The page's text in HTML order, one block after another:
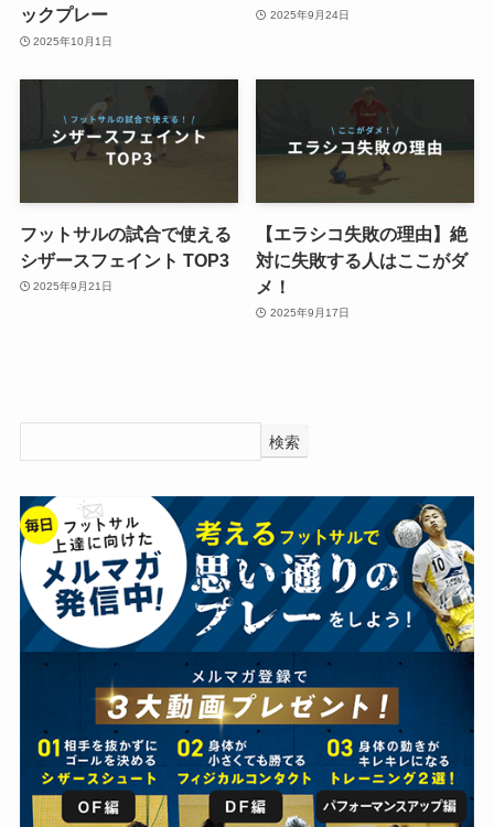
ックプレー
2025年10月1日
2025年9月24日
フットサルの試合で使える
シザースフェイント TOP3
2025年9月21日
【エラシコ失敗の理由】絶
対に失敗する人はここがダ
メ！
2025年9月17日
検索